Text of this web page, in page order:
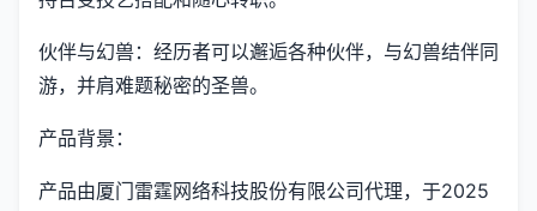
伙伴与幻兽：经历者可以邂逅各种伙伴，与幻兽结伴同
游，并肩难题秘密的圣兽。
产品背景：
产品由厦门雷霆网络科技股份有限公司代理，于2025